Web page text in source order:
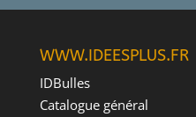
WWW.IDEESPLUS.FR
IDBulles
Catalogue général